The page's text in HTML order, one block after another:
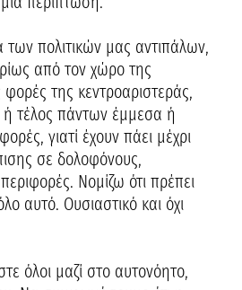
πολιτικών μας αντιπάλων,
από τον χώρο της
φορές της κεντροαριστεράς,
ή τέλος πάντων έμμεσα ή
γιατί έχουν πάει μέχρι
σε δολοφόνους,
Νομίζω ότι πρέπει
αυτό. Ουσιαστικό και όχι
όλοι μαζί στο αυτονόητο,